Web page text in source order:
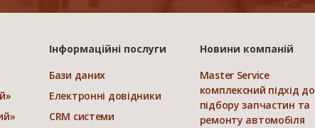
Інформаційні послуги
Бази даних
Електронні довідники
CRM системи
Новини компаній
Master Service
комплексний підхід до
підбору запчастин та
ремонту автомобіля